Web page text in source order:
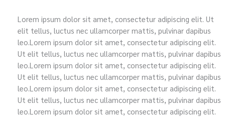
Lorem ipsum dolor sit amet, consectetur adipiscing elit. Ut
elit tellus, luctus nec ullamcorper mattis, pulvinar dapibus
leo.Lorem ipsum dolor sit amet, consectetur adipiscing elit.
Ut elit tellus, luctus nec ullamcorper mattis, pulvinar dapibus
leo.Lorem ipsum dolor sit amet, consectetur adipiscing elit.
Ut elit tellus, luctus nec ullamcorper mattis, pulvinar dapibus
leo.Lorem ipsum dolor sit amet, consectetur adipiscing elit.
Ut elit tellus, luctus nec ullamcorper mattis, pulvinar dapibus
leo.Lorem ipsum dolor sit amet, consectetur adipiscing elit.